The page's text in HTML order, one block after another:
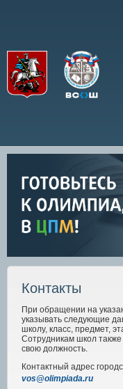
Контакты
При обращении на
указывать следующие
школу, класс, предмет,
Сотрудникам школ
свою должность.
Контактный адрес
vos@olimpiada.ru